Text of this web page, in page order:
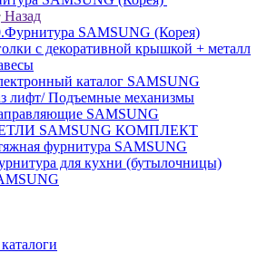
Назад
SAMSUNG (Корея)
с декоративной крышкой + металл
каталог SAMSUNG
лифт/ Подъемные механизмы
SAMSUNG
SAMSUNG КОМПЛЕКТ
фурнитура SAMSUNG
для кухни (бутылочницы)